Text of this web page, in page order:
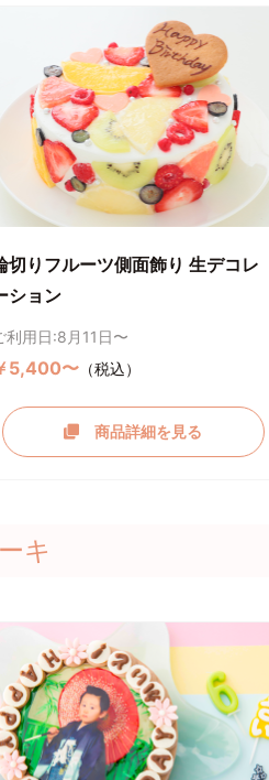
切りフルーツ側面飾り 生デコレ
ション
利用日:8月11日〜
5,400〜（税込）
商品詳細を見る
キ